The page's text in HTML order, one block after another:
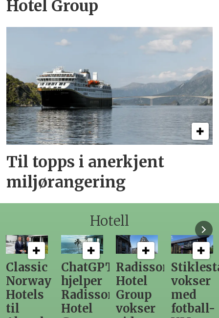
Hotel Group
Til topps i anerkjent
miljørangering
Hotell
ChatGPT
hjelper
Radisson
Hotel
Radisson
Hotel
Group
vokser
Stiklestad
vokser
med
fotball-
Fra
direktør
til